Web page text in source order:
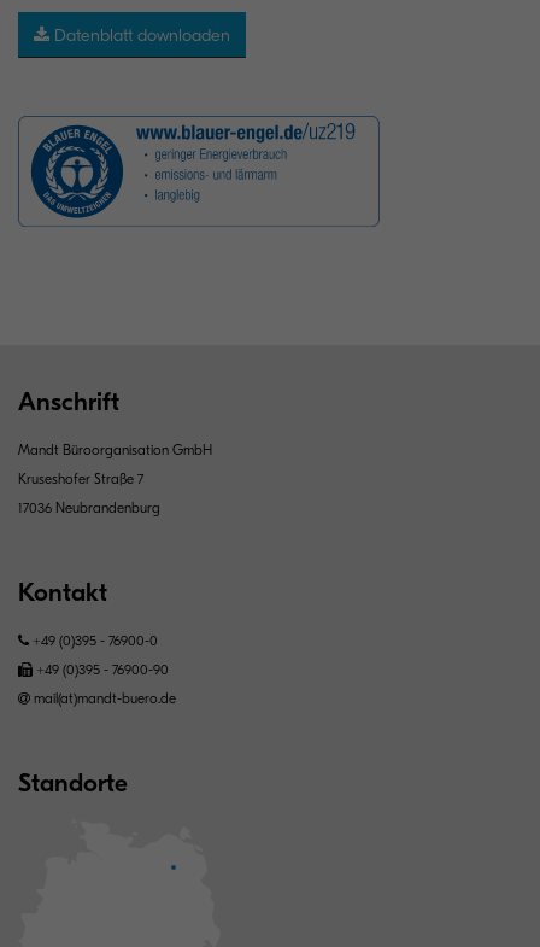
Datenblatt downloaden
Anschrift
Mandt Büroorganisation GmbH
Kruseshofer Straße 7
17036 Neubrandenburg
Kontakt
+49 (0)395 - 76900-0
+49 (0)395 - 76900-90
mail(at)mandt-buero.de
Standorte